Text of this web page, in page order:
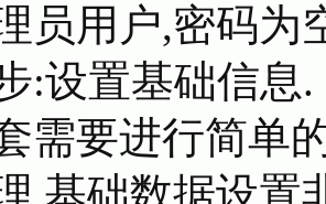
员用户,密码为
:设置基础信息.
需要进行简单
,基础数据设置